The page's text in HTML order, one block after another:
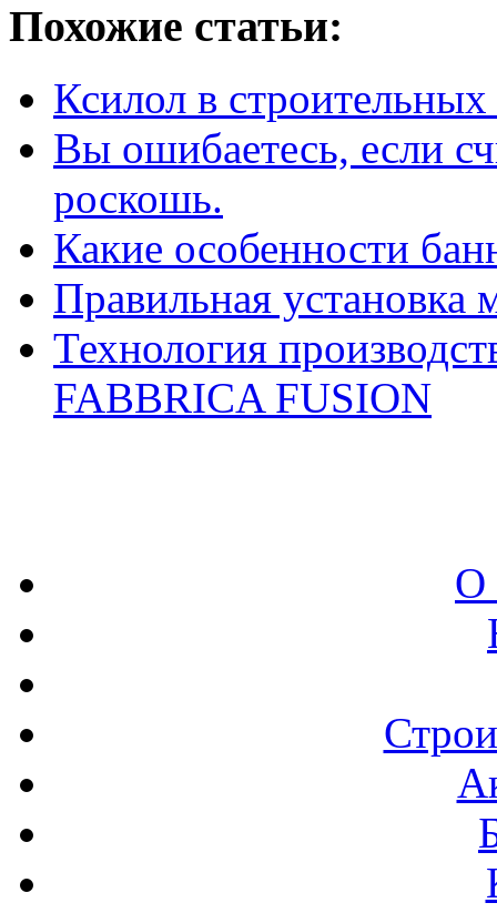
Похожие статьи:
Ксилол в строительных
Вы ошибаетесь, если
роскошь.
Какие особенности
Правильная установка
Технология
FABBRICA FUSION
О